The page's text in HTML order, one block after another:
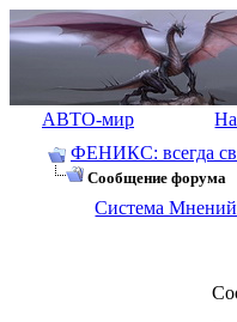
АВТО-мир
ФЕНИКС: всегда
Сообщение форума
Система Мнений